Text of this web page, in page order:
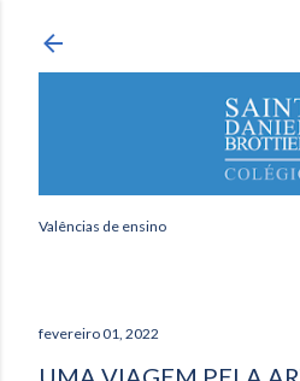
Valências de ensino
fevereiro 01, 2022